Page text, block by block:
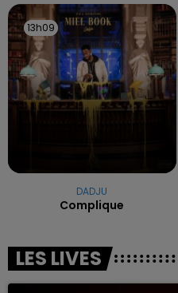
13h09
13h09
DADJU
Complique
LES LIVES